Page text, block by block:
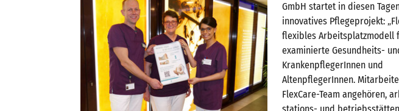
GmbH startet in diesen
innovatives Pflegeprojekt:
flexibles Arbeitsplatzmodell
examinierte Gesundheits-
KrankenpflegerInnen und
AltenpflegerInnen.
FlexCare-Team angehören,